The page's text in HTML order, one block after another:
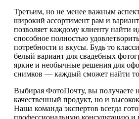
Третьим, но не менее важным
широкий ассортимент рам и
позволяет каждому клиенту найти
способное полностью
потребности и вкусы. Будь то
белый вариант для свадебных
яркие и необычные решения для
снимков — каждый сможет найти
Выбирая ФотоПочту, вы получаете
качественный продукт, но и
Наша команда экспертов всегда